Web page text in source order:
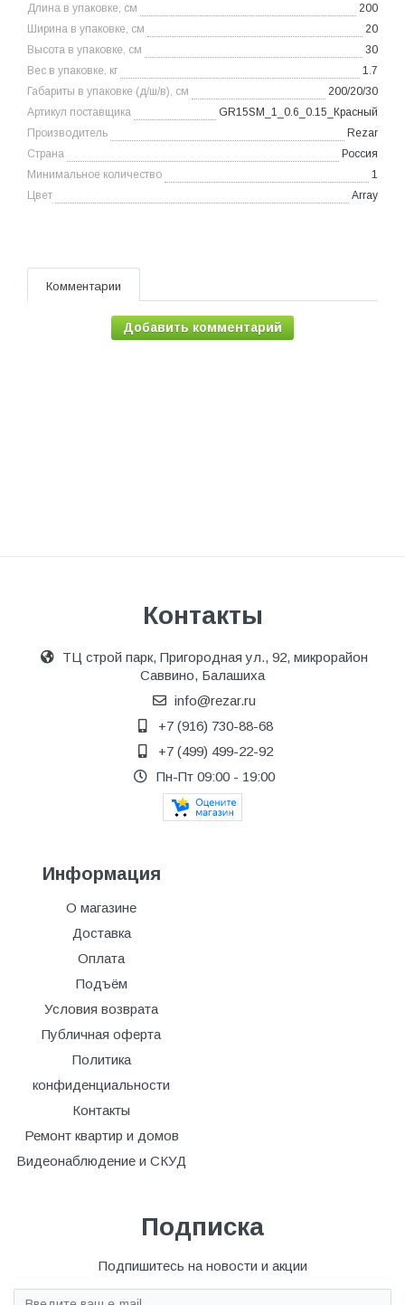
Длина в упаковке, см
200
Ширина в упаковке, см
20
Высота в упаковке, см
30
Вес в упаковке, кг
1.7
Габариты в упаковке (д/ш/в), см
200/20/30
Артикул поставщика
GR15SM_1_0.6_0.15_Красный
Производитель
Rezar
Страна
Россия
Минимальное количество
1
Цвет
Array
Комментарии
Добавить комментарий
Контакты
ТЦ строй парк, Пригородная ул., 92, микрорайон
Саввино, Балашиха
info@rezar.ru
+7 (916) 730-88-68
+7 (499) 499-22-92
Пн-Пт 09:00 - 19:00
Информация
О магазине
Доставка
Оплата
Подъём
Условия возврата
Публичная оферта
Политика
конфиденциальности
Контакты
Ремонт квартир и домов
Видеонаблюдение и СКУД
Подписка
Подпишитесь на новости и акции